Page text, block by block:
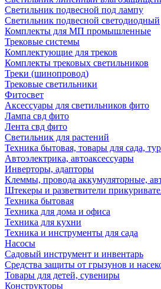
Светильник подвесной под лампу
Светильник подвесной светодиодный
Комплекты для МП промышленные
Трековые системы
Комплектующие для треков
Комплекты трековых светильников
Треки (шинопровод)
Трековые светильники
Фитосвет
Аксессуары для светильников фито
Лампа свд фито
Лента свд фито
Светильник для растений
Техника бытовая, товары для сада,
Автоэлектрика, автоаксессуары
Инверторы, адапторы
Клеммы, провода аккумуляторные,
Штекеры и разветвители
Техника бытовая
Техника для дома и офиса
Техника для кухни
Техника и инструменты для сада
Насосы
Садовый инструмент и инвентарь
Средства защиты от грызунов и
Товары для детей, сувениры
Конструкторы